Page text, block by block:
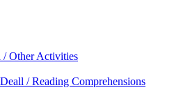
/ Other Activities
/ Reading Comprehensions